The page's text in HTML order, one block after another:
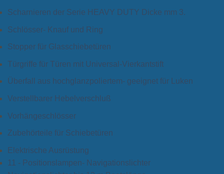
Scharnieren der Serie HEAVY DUTY Dicke mm 3.
Schlösser- Knauf und Ring
Stopper für Glasschiebetüren
Türgriffe für Türen mit Universal-Vierkantstift
Überfall aus hochglanzpoliertem- geeignet für Luken
Verstellbarer Hebelverschluß
Vorhängeschlösser
Zubehörteile für Schiebetüren
Elektrische Ausrüstung
11 - Positionslampen- Navigationslichter